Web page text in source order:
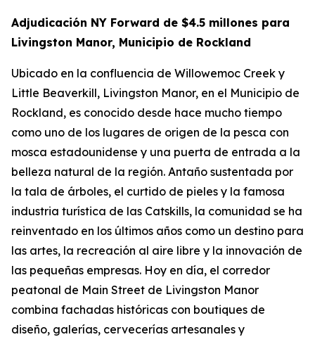
Adjudicación NY Forward de $4.5 millones para
Livingston Manor, Municipio de Rockland
Ubicado en la confluencia de Willowemoc Creek y
Little Beaverkill, Livingston Manor, en el Municipio de
Rockland, es conocido desde hace mucho tiempo
como uno de los lugares de origen de la pesca con
mosca estadounidense y una puerta de entrada a la
belleza natural de la región. Antaño sustentada por
la tala de árboles, el curtido de pieles y la famosa
industria turística de las Catskills, la comunidad se ha
reinventado en los últimos años como un destino para
las artes, la recreación al aire libre y la innovación de
las pequeñas empresas. Hoy en día, el corredor
peatonal de Main Street de Livingston Manor
combina fachadas históricas con boutiques de
diseño, galerías, cervecerías artesanales y